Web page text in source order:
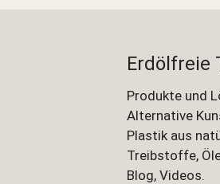
Erdölfreie
Produkte und
Alternative
Plastik aus
Treibstoffe,
Blog, Videos.